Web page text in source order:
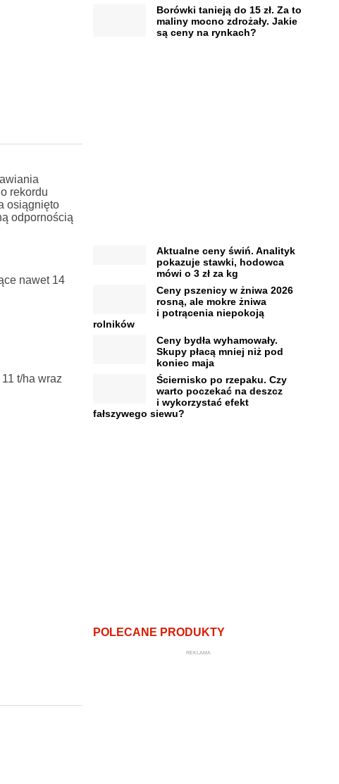
rekordu
osiągnięto
odpornością
nawet 14
t/ha wraz
Borówki tanieją do 15 zł. Za to
maliny mocno zdrożały. Jakie
są ceny na rynkach?
Aktualne ceny świń. Analityk
pokazuje stawki, hodowca
mówi o 3 zł za kg
Ceny pszenicy w żniwa 2026
rosną, ale mokre żniwa
i potrącenia niepokoją
rolników
Ceny bydła wyhamowały.
Skupy płacą mniej niż pod
koniec maja
Ściernisko po rzepaku. Czy
warto poczekać na deszcz
i wykorzystać efekt
fałszywego siewu?
POLECANE PRODUKTY
REKLAMA